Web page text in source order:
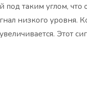
таким углом,
низкого
Этот